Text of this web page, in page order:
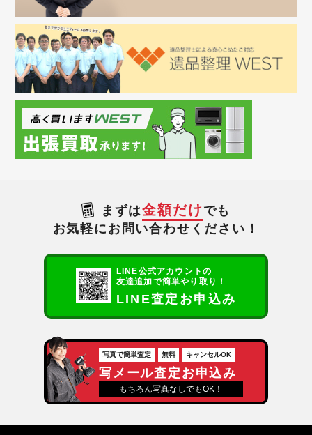
まずは金額だけ でも
お気軽にお問い合わせください！
LINE公式アカウントの
友達追加で簡単やり取り！
LINE査定お申込み
写真で簡単査定 無料 キャンセルOK
写メール査定お申込み
もちろん写真なしでもOK！